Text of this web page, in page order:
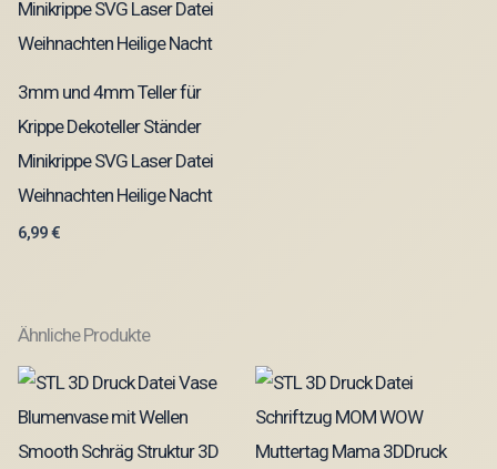
3mm und 4mm Teller für
Krippe Dekoteller Ständer
Minikrippe SVG Laser Datei
Weihnachten Heilige Nacht
6,99€
Ähnliche Produkte